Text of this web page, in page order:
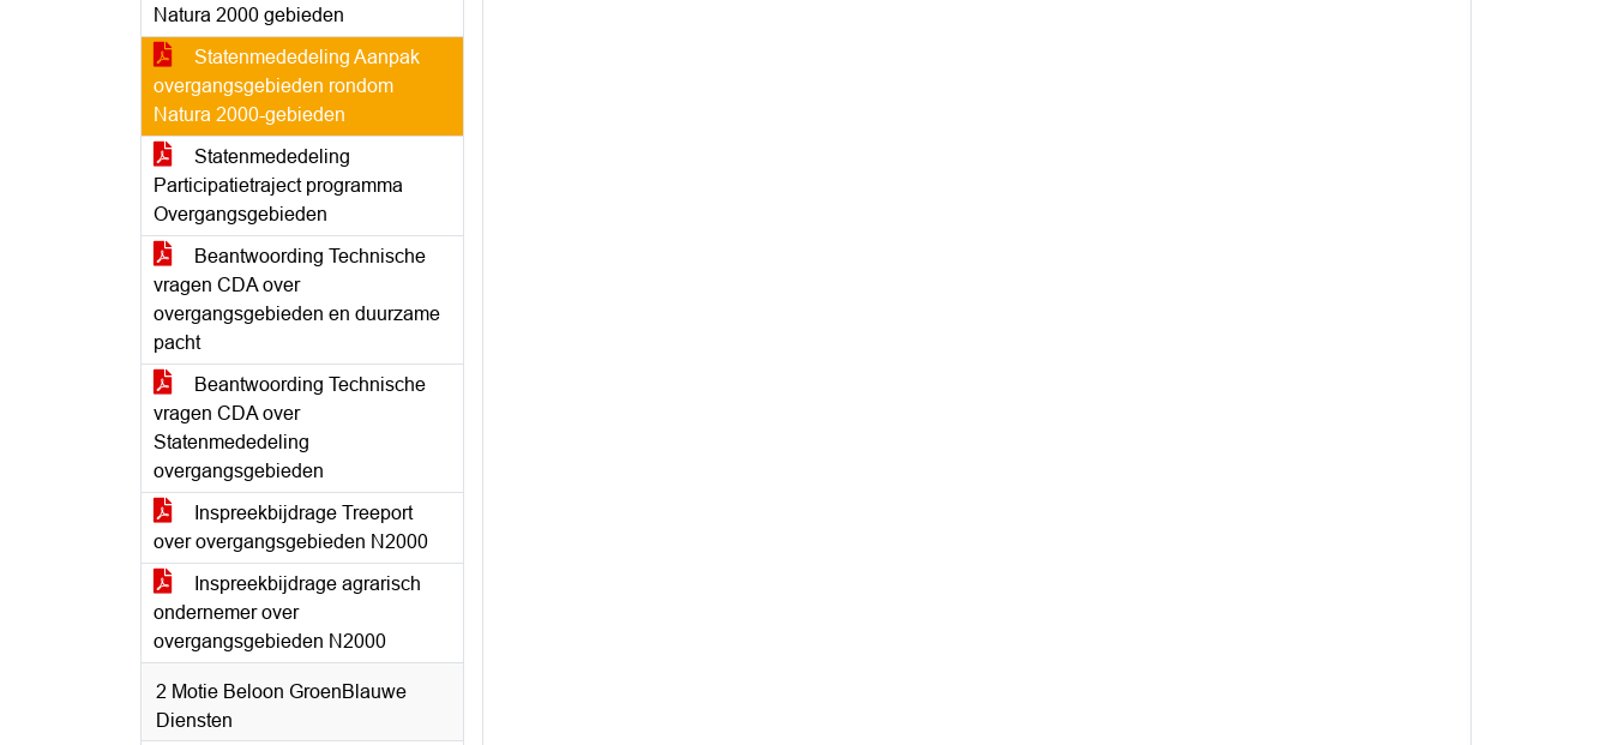
Natura 2000 gebieden
Statenmededeling Aanpak
overgangsgebieden rondom
Natura 2000-gebieden
Statenmededeling
Participatietraject programma
Overgangsgebieden
Beantwoording Technische
vragen CDA over
overgangsgebieden en duurzame
pacht
Beantwoording Technische
vragen CDA over
Statenmededeling
overgangsgebieden
Inspreekbijdrage Treeport
over overgangsgebieden N2000
Inspreekbijdrage agrarisch
ondernemer over
overgangsgebieden N2000
2 Motie Beloon GroenBlauwe
Diensten